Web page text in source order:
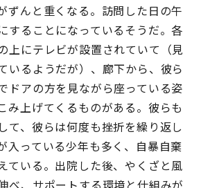
ずんと重くなる。訪問した日の午
することになっているそうだ。各
上にテレビが設置されていて（見
いるようだが）、廊下から、彼ら
ドアの方を見ながら座っている姿
み上げてくるものがある。彼らも
て、彼らは何度も挫折を繰り返し
入っている少年も多く、自暴自棄
ている。出院した後、やくざと風
べ、サポートする環境と仕組みが